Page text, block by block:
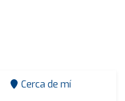
Cerca de mí